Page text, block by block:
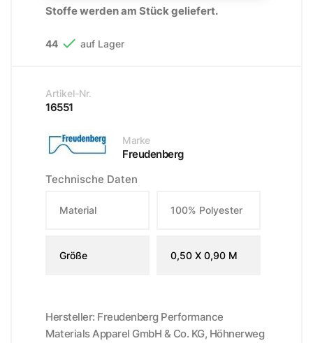
Stoffe werden am Stück geliefert.
44  auf Lager
Artikel-Nr.
16551
Marke
Freudenberg
Technische Daten
Material 100% Polyester
Größe 0,50 X 0,90 M
Hersteller: Freudenberg Performance
Materials Apparel GmbH & Co. KG, Höhnerweg